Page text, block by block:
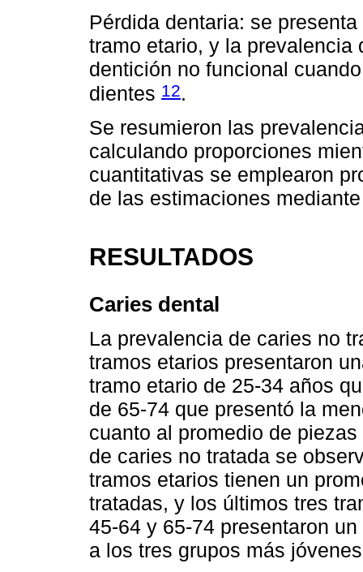
Pérdida dentaria: se
tramo etario, y la
dentición no funcional
dientes 12.
Se resumieron las
calculando proporciones
cuantitativas se emplearon
de las estimaciones
RESULTADOS
Caries dental
La prevalencia de caries no
tramos etarios presentaron
tramo etario de 25-34 años
de 65-74 que presentó la
cuanto al promedio de
de caries no tratada se
tramos etarios tienen un
tratadas, y los últimos tres
45-64 y 65-74 presentaron
a los tres grupos más